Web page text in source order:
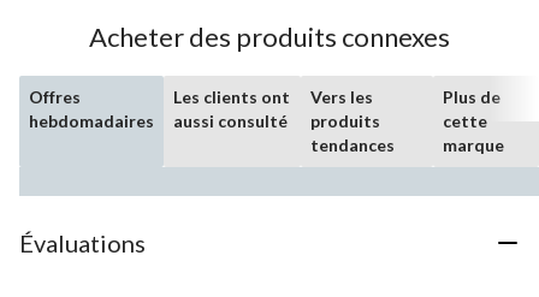
Acheter des produits connexes
Offres
hebdomadaires
Les clients ont
aussi consulté
Vers les
produits
tendances
Plus de
cette
marque
Évaluations